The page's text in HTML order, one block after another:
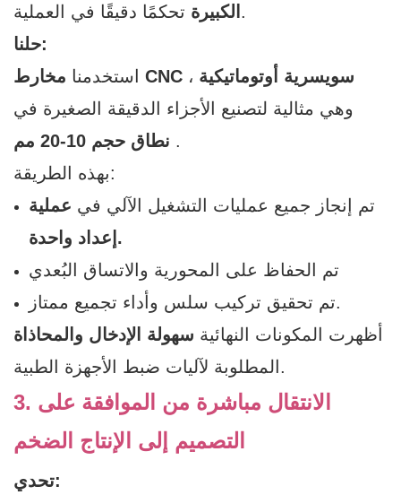
الكبيرة تحكمًا دقيقًا في العملية.
حلنا:
استخدمنا
مخارط CNC سويسرية أوتوماتيكية ،
وهي مثالية لتصنيع الأجزاء الدقيقة الصغيرة في
نطاق حجم 10-20 مم .
بهذه الطريقة:
تم إنجاز جميع عمليات التشغيل الآلي في عملية
إعداد واحدة.
تم الحفاظ على المحورية والاتساق البُعدي
تم تحقيق تركيب سلس وأداء تجميع ممتاز.
أظهرت المكونات النهائية سهولة الإدخال والمحاذاة
المطلوبة لآليات ضبط الأجهزة الطبية.
3. الانتقال مباشرة من الموافقة على
التصميم إلى الإنتاج الضخم
تحدي: